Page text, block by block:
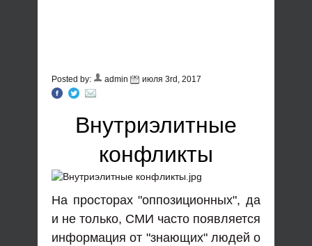
Posted by: admin июля 3rd, 2017
Внутриэлитные
конфликты
На просторах "оппозиционных", да
и не только, СМИ часто появляется
информация от "знающих" людей о